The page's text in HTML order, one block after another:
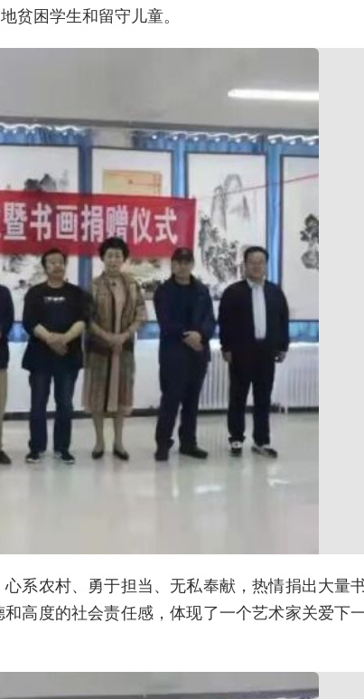
贫困学生和留守儿童。
系农村、勇于担当、无私奉献，热情捐出大量
高度的社会责任感，体现了一个艺术家关爱下